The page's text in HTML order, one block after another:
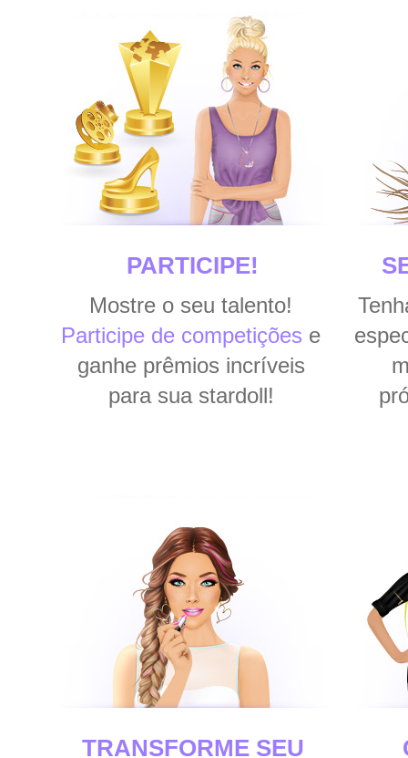
PARTICIPE!
Mostre o seu talento!
Participe de competições e
ganhe prêmios incríveis
para sua stardoll!
TRANSFORME SEU